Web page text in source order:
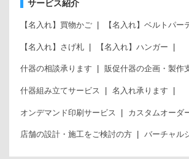
サービス紹介
【名入れ】買物かご 【名入れ】ベルトパー
【名入れ】さげ札 【名入れ】ハンガー
什器の相談承ります 販促什器の企画・製作
什器組み立てサービス 名入れ承ります
オンデマンド印刷サービス カスタムオーダ
店舗の設計・施工をご検討の方 バーチャル